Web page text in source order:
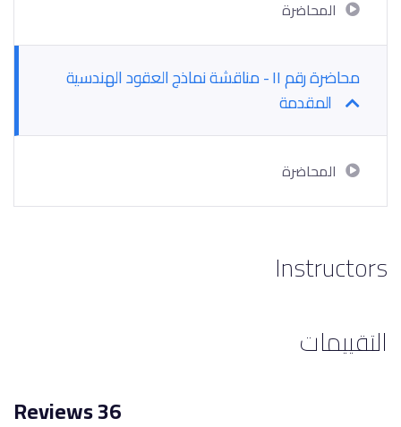
المحاضرة
محاضرة رقم ١١ - مناقشة نماذج العقود الهندسية
المقدمة
المحاضرة
Instructors
التقييمات
36 Reviews